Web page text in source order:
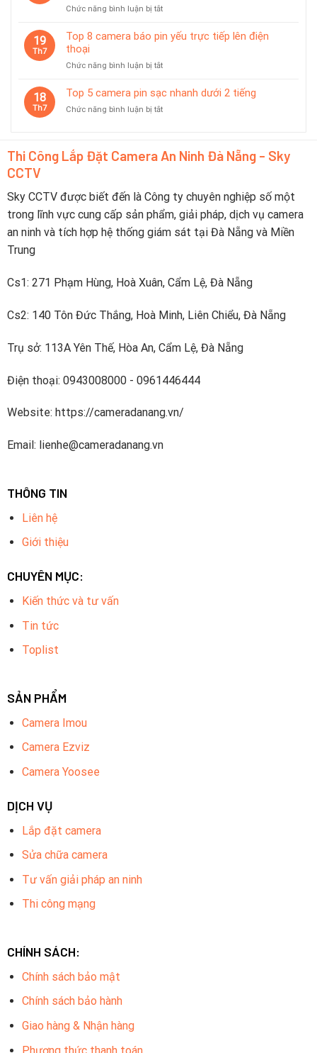
Chọn
Hiệu
chế
tiết
Chức năng bình luận bị tắtở
6
camera
dây
dùng
19
Th7
Top 8 camera báo pin yếu trực tiếp lên điện
thoại
Chức năng bình luận bị tắtở
8
báo
trực
tiếp
thoại
18
Th7
Top 5 camera pin sạc nhanh dưới 2 tiếng
Chức năng bình luận bị tắtở
pin
dưới
2
tiếng
Thi Công Lắp Đặt Camera An Ninh Đà Nẵng - Sky
CCTV
Sky CCTV được biết đến là Công ty chuyên nghiệp số một
trong lĩnh vực cung cấp sản phẩm, giải pháp, dịch vụ camera
an ninh và tích hợp hệ thống giám sát tại Đà Nẵng và Miền
Trung
Cs1: 271 Phạm Hùng, Hoà Xuân, Cẩm Lệ, Đà Nẵng
Cs2: 140 Tôn Đức Thắng, Hoà Minh, Liên Chiểu, Đà Nẵng
Trụ sở: 113A Yên Thế, Hòa An, Cẩm Lệ, Đà Nẵng
Điện thoại: 0943008000 - 0961446444
Website: https://cameradanang.vn/
Email: lienhe@cameradanang.vn
THÔNG TIN
Liên hệ
Giới thiệu
CHUYÊN MỤC:
Kiến thức và tư vấn
Tin tức
Toplist
SẢN PHẨM
Camera Imou
Camera Ezviz
Camera Yoosee
DỊCH VỤ
Lắp đặt camera
Sửa chữa camera
Tư vấn giải pháp an ninh
Thi công mạng
CHÍNH SÁCH:
Chính sách bảo mật
Chính sách bảo hành
Giao hàng & Nhận hàng
Phương thức thanh toán